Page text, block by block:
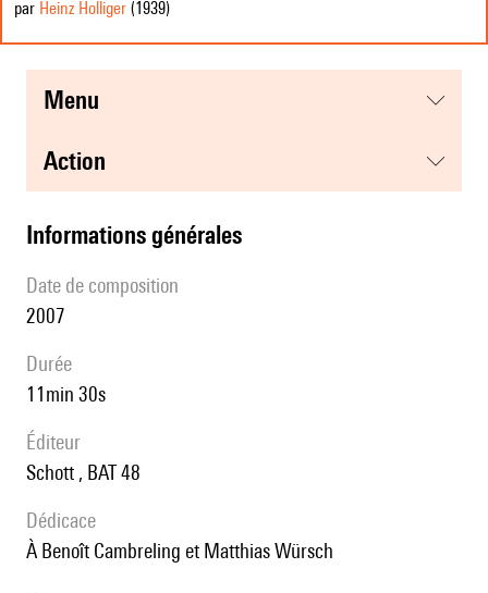
par Heinz Holliger (1939)
menu
action
informations générales
date de composition
2007
durée
11min 30s
éditeur
Schott , BAT 48
Dédicace
à Benoît Cambreling et Matthias Würsch